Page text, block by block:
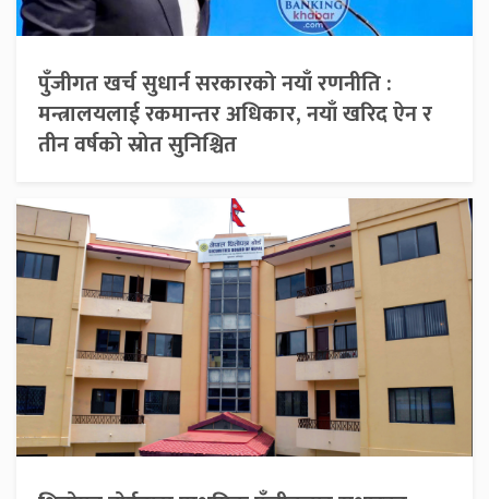
पुँजीगत खर्च सुधार्न सरकारको नयाँ रणनीति :
मन्त्रालयलाई रकमान्तर अधिकार, नयाँ खरिद ऐन र
तीन वर्षको स्रोत सुनिश्चित